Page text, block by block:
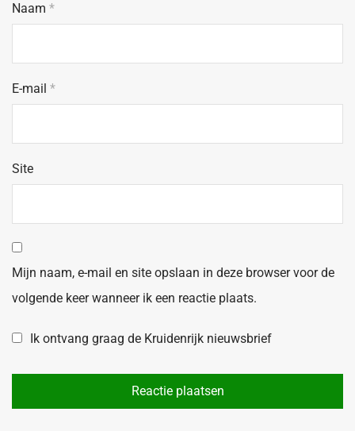
Naam *
E-mail *
Site
Mijn naam, e-mail en site opslaan in deze browser voor de
volgende keer wanneer ik een reactie plaats.
Ik ontvang graag de Kruidenrijk nieuwsbrief